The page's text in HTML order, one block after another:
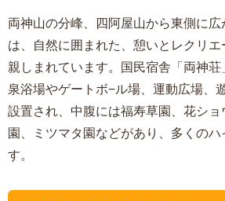
両神山の分峰、四阿屋山から東側に
は、自然に囲まれた、憩いとレクリエ
親しまれています。国民宿舎「両神
泉浴場やゲートボ−ル場、運動広場、
設置され、中腹には福寿草園、花ショ
園、ミツマタ園などがあり、多くのハ
す。